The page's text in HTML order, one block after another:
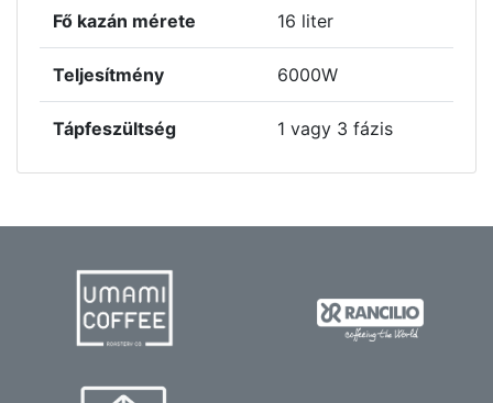
Fő kazán mérete 16 liter
Teljesítmény 6000W
Tápfeszültség 1 vagy 3 fázis